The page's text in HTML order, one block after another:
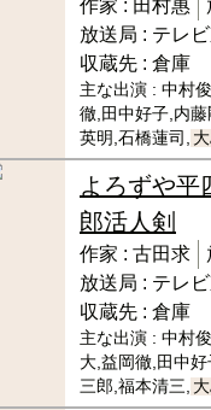
作家 : 田村惠
放送局 : テレ
収蔵先 : 倉庫
主な出演 : 中村
徹,田中好子,内
英明,石橋蓮司,
よろずや平
郎活人剣
作家 : 古田求
放送局 : テレ
収蔵先 : 倉庫
主な出演 : 中村
大,益岡徹,田中
三郎,福本清三,